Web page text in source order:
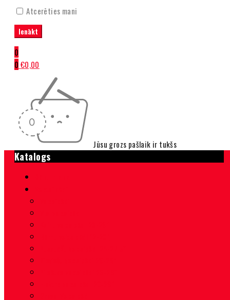
Atcerēties mani
0
0 €0,00
Jūsu grozs pašlaik ir tukšs
Katalogs